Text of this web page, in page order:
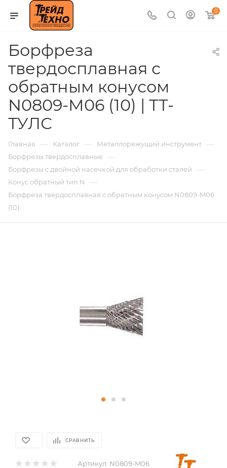
0
Борфреза
твердосплавная с
обратным конусом
N0809-M06 (10) | ТТ-
ТУЛС
Главная — Каталог — Металлорежущий инструмент —
Борфрезы твердосплавные —
Борфрезы с двойной насечкой для обработки сталей —
Конус обратный тип N —
Борфреза твердосплавная с обратным конусом N0809-M06
(10)
СРАВНИТЬ
Артикул: N0809-M06